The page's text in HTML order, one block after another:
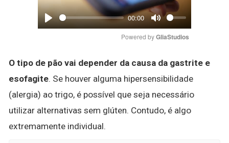
Play
00:00
Mute
Powered by GliaStudios
O tipo de pão vai depender da causa da gastrite e
esofagite. Se houver alguma hipersensibilidade
(alergia) ao trigo, é possível que seja necessário
utilizar alternativas sem glúten. Contudo, é algo
extremamente individual.